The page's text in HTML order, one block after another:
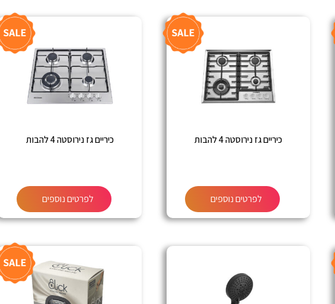
כיריים גז נירוסטה 4 להבות
לפרטים נוספים
כיריים גז נירוסטה 4 להבות
לפרטים נוספים